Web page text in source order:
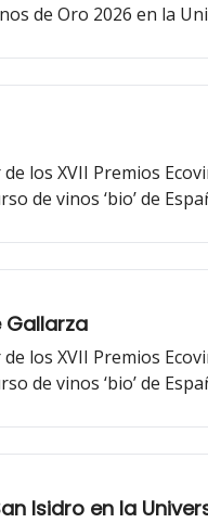
de Oro 2026 en la
los XVII Premios
de vinos ‘bio’ de
Gallarza
los XVII Premios
de vinos ‘bio’ de
Isidro en la